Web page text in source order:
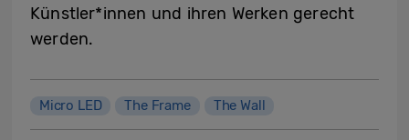
Künstler*innen und ihren Werken gerecht
werden.
Micro LED The Frame The Wall